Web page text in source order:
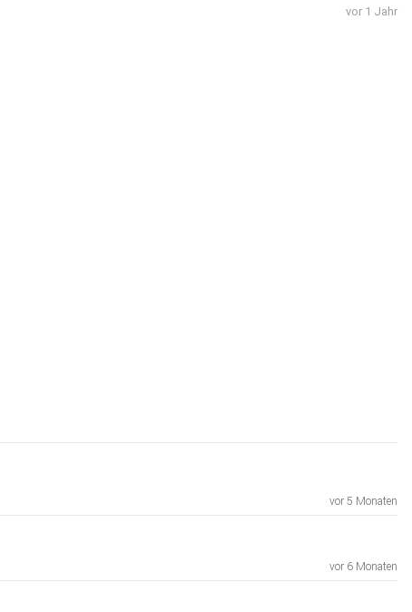
vor 1 Jahr
vor 5 Monaten
vor 6 Monaten